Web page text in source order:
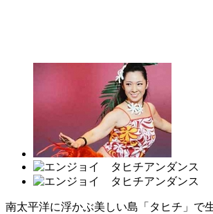
南太平洋に浮かぶ美しい島「タヒチ」で